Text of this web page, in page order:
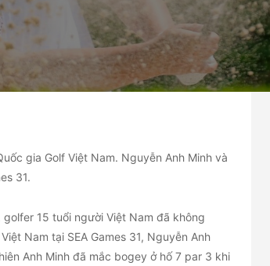
gia Golf Việt Nam. Nguyễn Anh Minh và
31.
15 tuổi người Việt Nam đã không
Nam tại SEA Games 31, Nguyễn Anh
Anh Minh đã mắc bogey ở hố 7 par 3 khi